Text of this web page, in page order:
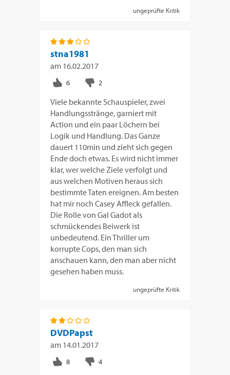
ungeprüfte Kritik
stna1981
am 16.02.2017
Viele bekannte Schauspieler, zwei
Handlungsstränge, garniert mit
Action und ein paar Löchern bei
Logik und Handlung. Das Ganze
dauert 110min und zieht sich gegen
Ende doch etwas. Es wird nicht immer
klar, wer welche Ziele verfolgt und
aus welchen Motiven heraus sich
bestimmte Taten ereignen. Am besten
hat mir noch Casey Affleck gefallen.
Die Rolle von Gal Gadot als
schmückendes Beiwerk ist
unbedeutend. Ein Thriller um
korrupte Cops, den man sich
anschauen kann, den man aber nicht
gesehen haben muss.
ungeprüfte Kritik
DVDPapst
am 14.01.2017